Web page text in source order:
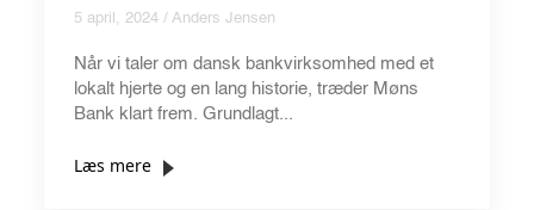
5 april, 2024 / Anders Jensen
Når vi taler om dansk bankvirksomhed med et
lokalt hjerte og en lang historie, træder Møns
Bank klart frem. Grundlagt...
Læs mere